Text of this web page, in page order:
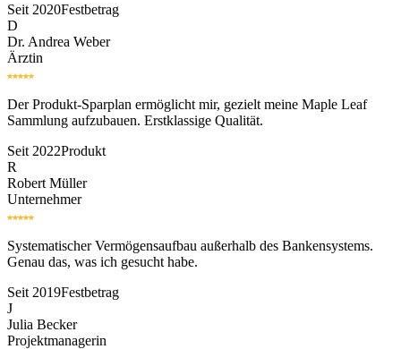
Seit 2020Festbetrag
D
Dr. Andrea Weber
Ärztin
Der Produkt-Sparplan ermöglicht mir, gezielt meine Maple Leaf
Sammlung aufzubauen. Erstklassige Qualität.
Seit 2022Produkt
R
Robert Müller
Unternehmer
Systematischer Vermögensaufbau außerhalb des Bankensystems.
Genau das, was ich gesucht habe.
Seit 2019Festbetrag
J
Julia Becker
Projektmanagerin